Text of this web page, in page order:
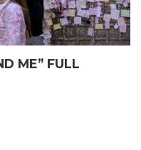
ME” FULL